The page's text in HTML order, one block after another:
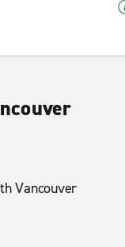
Vancouver